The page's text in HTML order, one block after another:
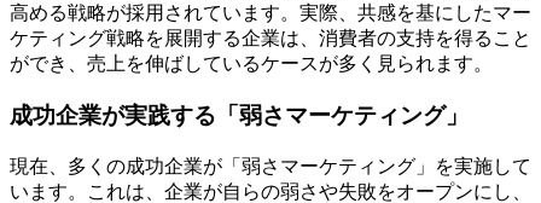
高める戦略が採用されています。実際、共感を基にしたマー
ケティング戦略を展開する企業は、消費者の支持を得ること
ができ、売上を伸ばしているケースが多く見られます。
成功企業が実践する「弱さマーケティング」
現在、多くの成功企業が「弱さマーケティング」を実施して
います。これは、企業が自らの弱さや失敗をオープンにし、